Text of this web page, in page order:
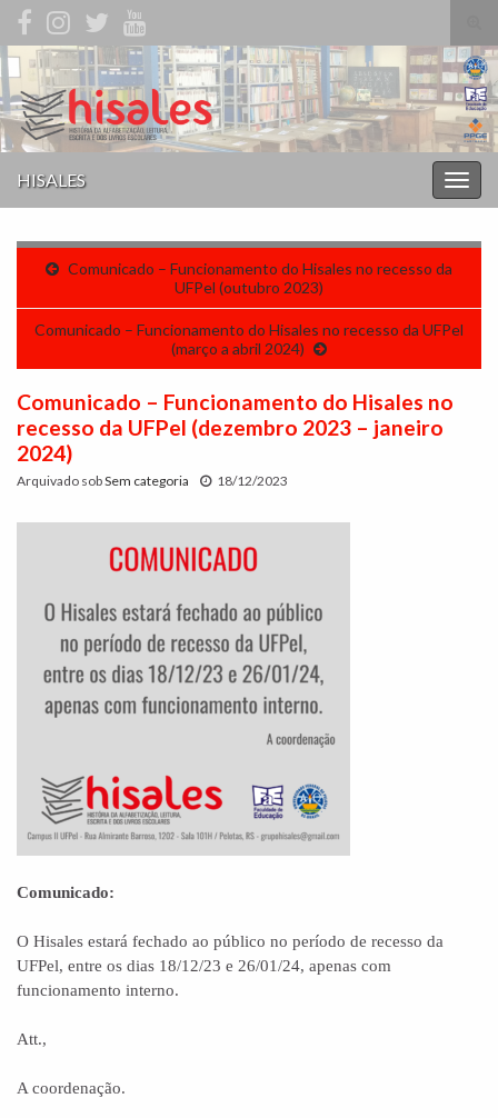
de
Search for:
HISALES
Comunicado – Funcionamento do Hisales no recesso da
UFPel (outubro 2023)
Comunicado – Funcionamento do Hisales no recesso da UFPel
(março a abril 2024)
Comunicado – Funcionamento do Hisales no
recesso da UFPel (dezembro 2023 – janeiro
2024)
Arquivado sobSem categoria 18/12/2023
Comunicado:
O Hisales estará fechado ao público no período de recesso da
UFPel, entre os dias 18/12/23 e 26/01/24, apenas com
funcionamento interno.
Att.,
A coordenação.